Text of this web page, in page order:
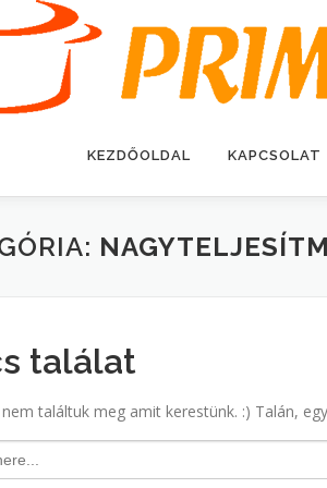
KEZDŐOLDAL KAPCSOLAT
találat
találtuk meg amit kerestünk. :) Talán,